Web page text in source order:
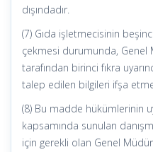
dışındadır.
(7) Gıda işletmecisinin
çekmesi durumunda, Genel
tarafından birinci fıkra
talep edilen bilgileri ifşa
(8) Bu madde hükümlerinin
kapsamında sunulan
için gerekli olan Genel